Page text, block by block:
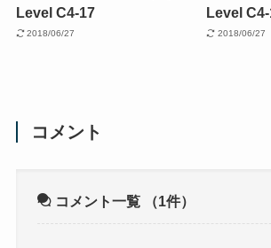
Level C4-17
2018/06/27
Level
2018/06/27
コメント
コメント一覧 （1件）